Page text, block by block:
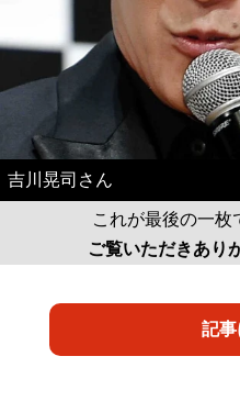
吉川晃司さん
これが最後の一枚
ご覧いただきあり
記事